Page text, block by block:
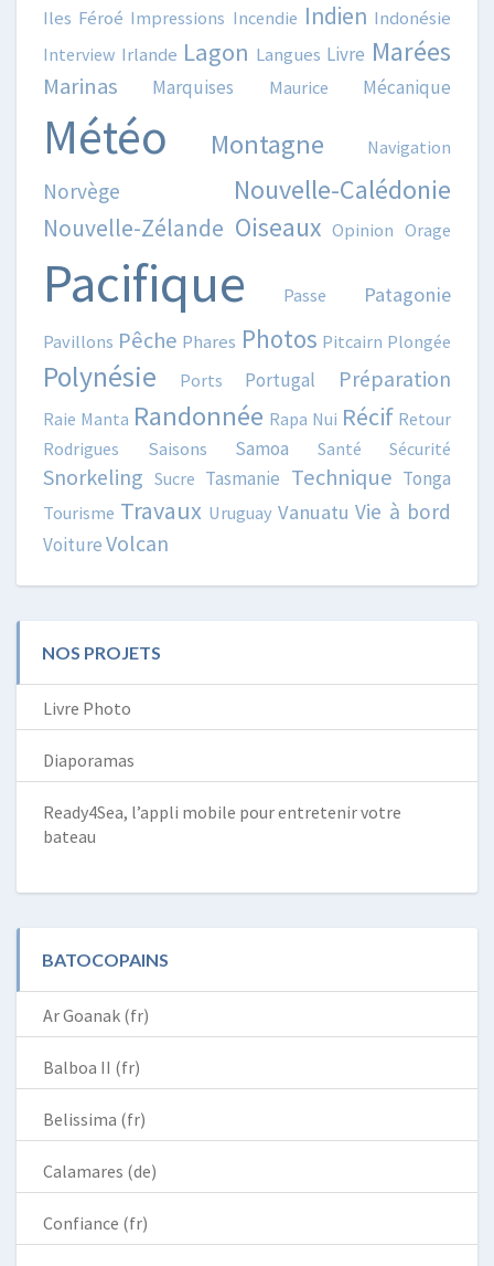
Iles Féroé Impressions Incendie Indien Indonésie
Interview Irlande Lagon Langues Livre Marées
Marinas Marquises Maurice Mécanique
Météo Montagne Navigation
Norvège Nouvelle-Calédonie
Nouvelle-Zélande Oiseaux Opinion Orage
Pacifique Passe Patagonie
Pavillons Pêche Phares Photos Pitcairn Plongée
Polynésie Ports Portugal Préparation
Raie Manta Randonnée Rapa Nui Récif Retour
Rodrigues
Saisons Samoa Santé Sécurité
Snorkeling Sucre Tasmanie Technique Tonga
Tourisme Travaux Uruguay Vanuatu Vie à bord
VoitureVolcan
NOS PROJETS
Livre Photo
Diaporamas
Ready4Sea, l’appli mobile pour entretenir votre
bateau
BATOCOPAINS
Ar Goanak (fr)
Balboa II (fr)
Belissima (fr)
Calamares (de)
Confiance (fr)